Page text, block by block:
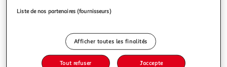
Afficher le prix
Liste de nos partenaires (fournisseurs)
Afficher toutes les finalités
Tout refuser J'accepte